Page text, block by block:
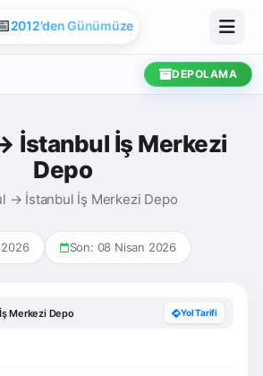
2012'den Günümüze
DEPOLAMA
İstanbul İş Merkezi
Depo
→ İstanbul İş Merkezi Depo
Son: 08 Nisan 2026
Merkezi Depo Yol Tarifi